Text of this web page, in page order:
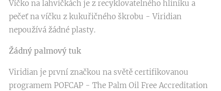
Víčko na lahvičkách je z recyklovatelného hliníku a
pečeť na víčku z kukuřičného škrobu - Viridian
nepoužívá žádné plasty.
Žádný palmový tuk
Viridian je první značkou na světě certifikovanou
programem POFCAP - The Palm Oil Free Accreditation